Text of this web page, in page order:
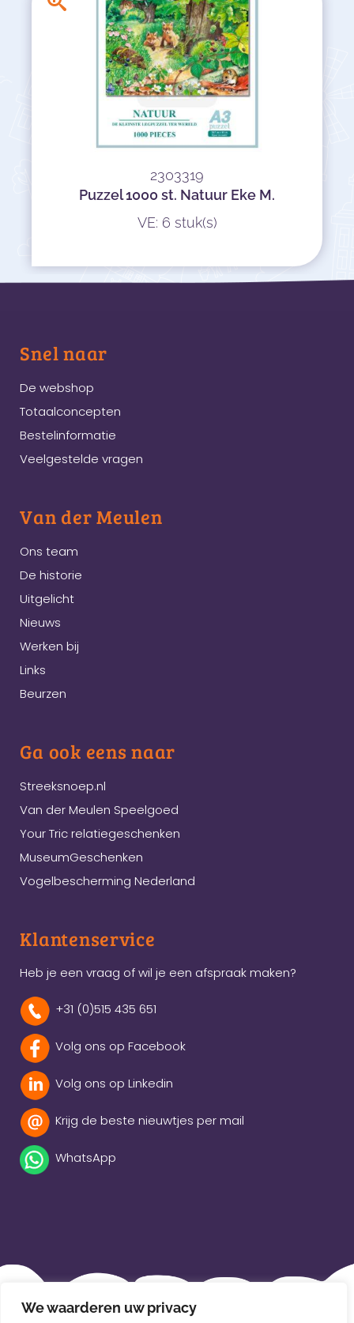
We waarderen uw privacy
2303319
Puzzel 1000 st. Natuur Eke M.
VE: 6 stuk(s)
Snel naar
De webshop
Totaalconcepten
Bestelinformatie
Veelgestelde vragen
Van der Meulen
Ons team
De historie
Uitgelicht
Nieuws
Werken bij
Links
Beurzen
Ga ook eens naar
Streeksnoep.nl
Van der Meulen Speelgoed
Your Tric relatiegeschenken
MuseumGeschenken
Vogelbescherming Nederland
Klantenservice
Heb je een vraag of wil je een afspraak maken?
+31 (0)515 435 651
Volg ons op Facebook
Volg ons op Linkedin
Krijg de beste nieuwtjes per mail
WhatsApp
Beleidsverklaring